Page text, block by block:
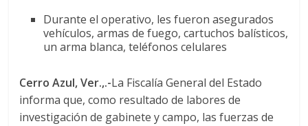
e
b
o
k
i
t
t
r
a
t
s
p
p
Durante el operativo, les fueron asegurados
vehículos, armas de fuego, cartuchos balísticos,
un arma blanca, teléfonos celulares
Cerro Azul, Ver.,.-La Fiscalía General del Estado
informa que, como resultado de labores de
investigación de gabinete y campo, las fuerzas de